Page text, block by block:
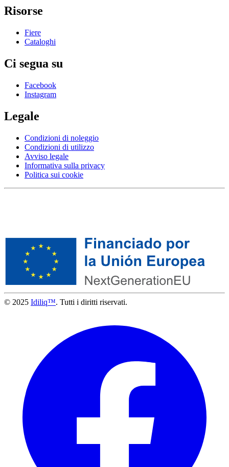
Risorse
Fiere
Cataloghi
Ci segua su
Facebook
Instagram
Legale
Condizioni di noleggio
Condizioni di utilizzo
Avviso legale
Informativa sulla privacy
Politica sui cookie
© 2025 Idiliq™. Tutti i diritti riservati.